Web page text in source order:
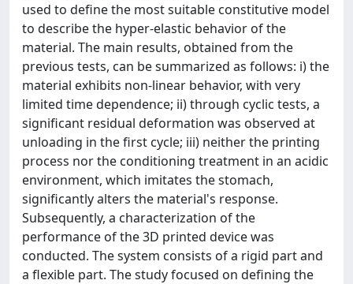
used to define the most suitable constitutive model
to describe the hyper-elastic behavior of the
material. The main results, obtained from the
previous tests, can be summarized as follows: i) the
material exhibits non-linear behavior, with very
limited time dependence; ii) through cyclic tests, a
significant residual deformation was observed at
unloading in the first cycle; iii) neither the printing
process nor the conditioning treatment in an acidic
environment, which imitates the stomach,
significantly alters the material's response.
Subsequently, a characterization of the
performance of the 3D printed device was
conducted. The system consists of a rigid part and
a flexible part. The study focused on defining the